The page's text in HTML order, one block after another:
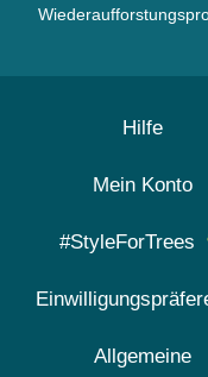
Hilfe
Mein Konto
#StyleForTrees
Allgemeine